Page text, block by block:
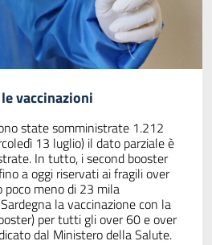
vaccinazioni
state somministrate 1.212
13 luglio) il dato parziale è
In tutto, i second booster
a oggi riservati ai fragili over
meno di 23 mila
la vaccinazione con la
per tutti gli over 60 e over
dal Ministero della Salute.